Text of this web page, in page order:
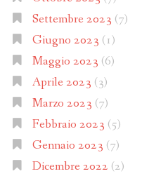
Settembre 2023 (7)
Giugno 2023 (1)
Maggio 2023 (6)
Aprile 2023 (3)
Marzo 2023 (7)
Febbraio 2023 (5)
Gennaio 2023 (7)
Dicembre 2022 (2)